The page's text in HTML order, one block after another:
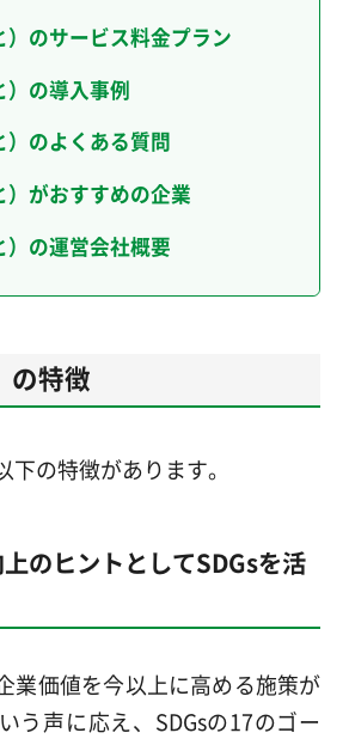
）のサービス料金プラン
）の導入事例
）のよくある質問
）がおすすめの企業
）の運営会社概要
の特徴
の特徴があります。
のヒントとしてSDGsを活
業価値を今以上に高める施策が
う声に応え、SDGsの17のゴー